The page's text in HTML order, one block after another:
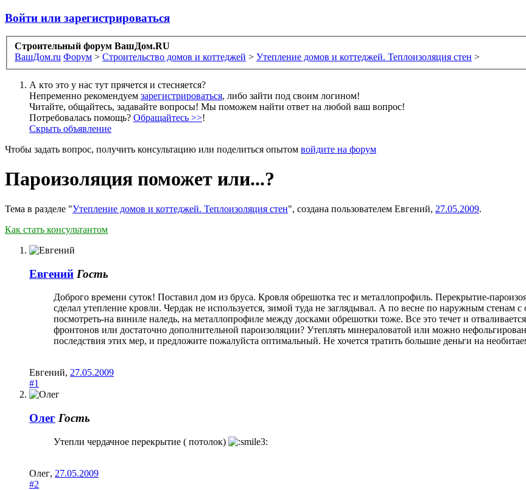
Войти или зарегистрироваться
Строительный форум ВашДом.RU
ВашДом.ru Форум > Строительство домов и коттеджей > Утепление домов и коттеджей. Теплоизоляция стен >
А кто это у нас тут прячется и стесняется?
Непременно рекомендуем зарегистрироваться, либо зайти под своим логином!
Читайте, общайтесь, задавайте вопросы! Мы поможем найти ответ на любой ваш вопрос!
Потребовалась помощь? Обращайтесь >>!
Скрыть объявление
Чтобы задать вопрос, получить консультацию или поделиться опытом войдите на форум
Пароизоляция поможет или...?
Тема в разделе "Утепление домов и коттеджей. Теплоизоляция стен", создана пользователем Евгений, 27.05.2009.
Как стать консультантом
Евгений Гость
Доброго времени суток! Поставил дом из бруса. Кровля обрешотка тес и металлопрофиль. Перекрытие-
сделал утепление кровли. Чердак не используется, зимой туда не заглядывал. А по весне по наружным
посмотреть-на виниле наледь, на металлопрофиле между досками обрешотки тоже. Все это течет и
фронтонов или достаточно дополнительной пароизоляции? Утеплять минераловатой или можно
последствия этих мер, и предложите пожалуйста оптимальный. Не хочется тратить большие деньги на
Евгений, 27.05.2009
#1
Олег Гость
Утепли чердачное перекрытие ( потолок)
Олег, 27.05.2009
#2